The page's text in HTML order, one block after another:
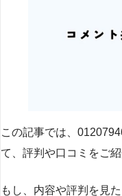
この記事では、
て、評判や口コミをご紹
もし、内容や評判を見た